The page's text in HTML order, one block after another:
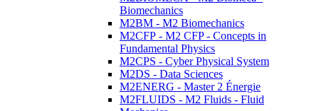
Biomechanics
M2BM - M2 Biomechanics
M2CFP - M2 CFP - Concepts in
Fundamental Physics
M2CPS - Cyber Physical System
M2DS - Data Sciences
M2ENERG - Master 2 Énergie
M2FLUIDS - M2 Fluids - Fluid